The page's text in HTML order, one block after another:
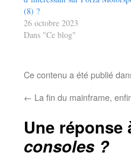
(8) ?
26 octobre 2023
Dans "Ce blog"
Ce contenu a été publié
← La fin du mainframe,
Une réponse
consoles ?